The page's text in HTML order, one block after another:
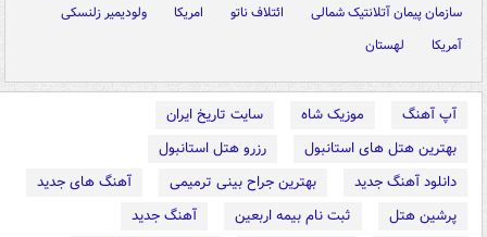
سازمان پیمان آتلانتیک شمالی
ائتلاف ناتو امریکا
ولودیمیر زلنسکی
آمریکا
لهستان
آپ آهنگ موزیک شاه
سایت تاریخ ایران
بهترین هتل های استانبول
رزرو هتل استانبول
دانلود آهنگ جدید
بهترین جراح بینی ترمیمی
آهنگ های جدید
پرشین هتل
ثبت نام بیمه اربعین
آهنگ جدید